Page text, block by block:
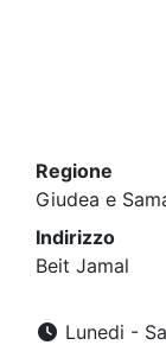
Regione
Giudea e
Indirizzo
Beit Jamal
Lunedi -